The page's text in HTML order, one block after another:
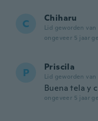
C Chiharu
Lid geworden van
ongeveer 5 jaar
P Priscila
Lid geworden van
Buena tela y
ongeveer 5 jaar